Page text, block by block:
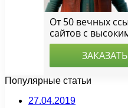
Популярные статьи
27.04.2019